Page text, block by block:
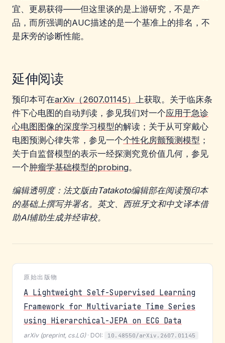
宜、更易获得——但这里谈的是上游研究，不是产
品，而所强调的AUC描述的是一个基准上的排名，不
是床旁的诊断性能。
延伸阅读
预印本可在arXiv（2607.01145） 上获取。关于临床条
件下心电图的自动判读，参见我们对一个应用于急诊
心电图图像的深度学习模型的解读；关于从可穿戴心
电图预测心律失常，参见一个个性化房颤预测模型 ；
关于自监督模型的表示一经探测究竟价值几何，参见
一个肿瘤学基础模型的probing。
编辑透明度：法文版由Tatakoto编辑部在阅读预印本
的基础上撰写并署名。英文、西班牙文和中文译本借
助AI辅助生成并经审校。
原始出版物
A Lightweight Self-Supervised Learning
Framework for Multivariate Time Series
using Hierarchical-JEPA on ECG Data
arXiv (preprint, cs.LG)· DOI: 10.48550/arXiv.2607.01145